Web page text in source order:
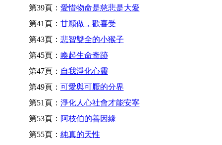
第39頁： 愛惜物命是慈悲是大愛
第41頁： 甘願做，歡喜受
第43頁： 悲智雙全的小猴子
第45頁： 喚起生命奇跡
第47頁： 自我淨化心靈
第49頁： 可愛與可厭的分界
第51頁： 淨化人心社會才能安寧
第53頁： 阿枝伯的善因緣
第55頁： 純真的天性